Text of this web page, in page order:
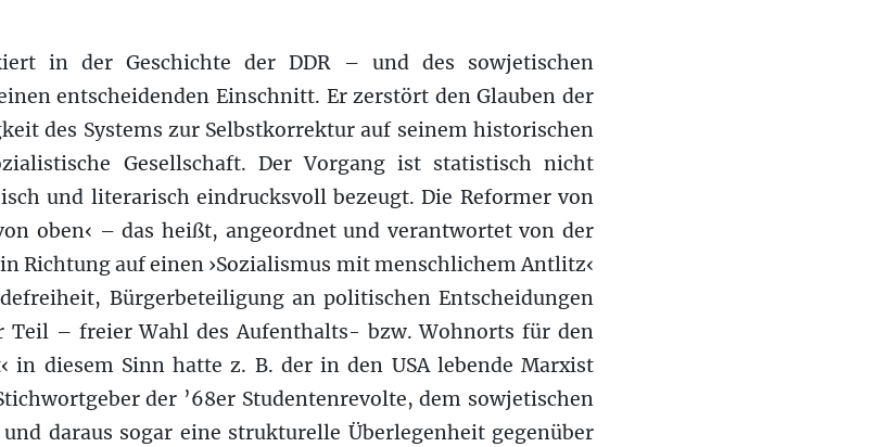
in der Geschichte der DDR – und des sowjetischen
entscheidenden Einschnitt. Er zerstört den Glauben der
des Systems zur Selbstkorrektur auf seinem historischen
Gesellschaft. Der Vorgang ist statistisch nicht
und literarisch eindrucksvoll bezeugt. Die Reformer von
oben‹ – das heißt, angeordnet und verantwortet von der
Richtung auf einen ›Sozialismus mit menschlichem Antlitz‹
Bürgerbeteiligung an politischen Entscheidungen
– freier Wahl des Aufenthalts- bzw. Wohnorts für den
in diesem Sinn hatte z. B. der in den USA lebende Marxist
der ’68er Studentenrevolte, dem sowjetischen
daraus sogar eine strukturelle Überlegenheit gegenüber